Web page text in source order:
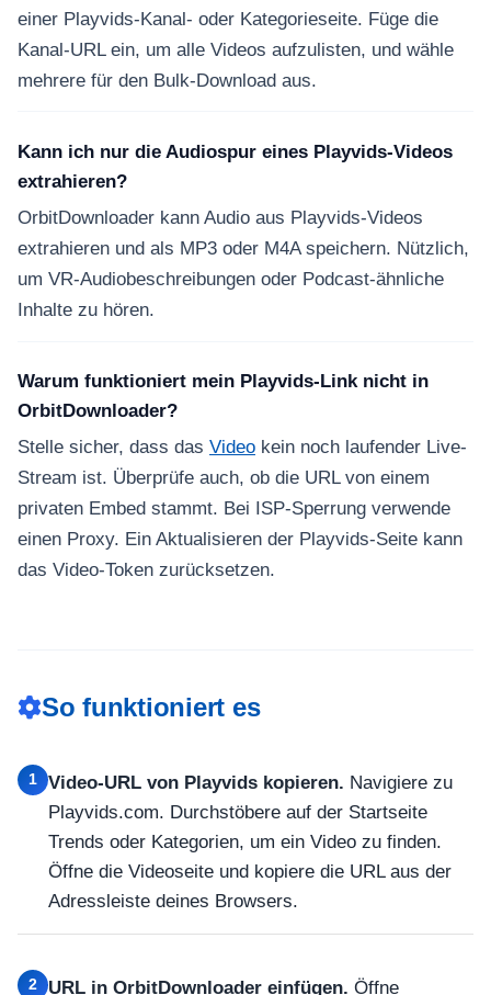
einer Playvids-Kanal- oder Kategorieseite. Füge die
Kanal-URL ein, um alle Videos aufzulisten, und wähle
mehrere für den Bulk-Download aus.
Kann ich nur die Audiospur eines Playvids-Videos
extrahieren?
OrbitDownloader kann Audio aus Playvids-Videos
extrahieren und als MP3 oder M4A speichern. Nützlich,
um VR-Audiobeschreibungen oder Podcast-ähnliche
Inhalte zu hören.
Warum funktioniert mein Playvids-Link nicht in
OrbitDownloader?
Stelle sicher, dass das Video kein noch laufender Live-
Stream ist. Überprüfe auch, ob die URL von einem
privaten Embed stammt. Bei ISP-Sperrung verwende
einen Proxy. Ein Aktualisieren der Playvids-Seite kann
das Video-Token zurücksetzen.
So funktioniert es
1 Video-URL von Playvids kopieren. Navigiere zu
Playvids.com. Durchstöbere auf der Startseite
Trends oder Kategorien, um ein Video zu finden.
Öffne die Videoseite und kopiere die URL aus der
Adressleiste deines Browsers.
2 URL in OrbitDownloader einfügen. Öffne